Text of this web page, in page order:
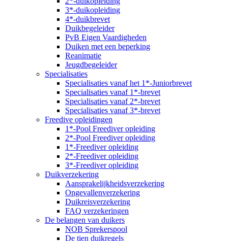
3*-duikopleiding
4*-duikbrevet
Duikbegeleider
PvB Eigen Vaardigheden
Duiken met een beperking
Reanimatie
Jeugdbegeleider
Specialisaties
Specialisaties vanaf het 1*-Juniorbrevet
Specialisaties vanaf 1*-brevet
Specialisaties vanaf 2*-brevet
Specialisaties vanaf 3*-brevet
Freedive opleidingen
1*-Pool Freediver opleiding
2*-Pool Freediver opleiding
1*-Freediver opleiding
2*-Freediver opleiding
3*-Freediver opleiding
Duikverzekering
Aansprakelijkheidsverzekering
Ongevallenverzekering
Duikreisverzekering
FAQ verzekeringen
De belangen van duikers
NOB Sprekerspool
De tien duikregels